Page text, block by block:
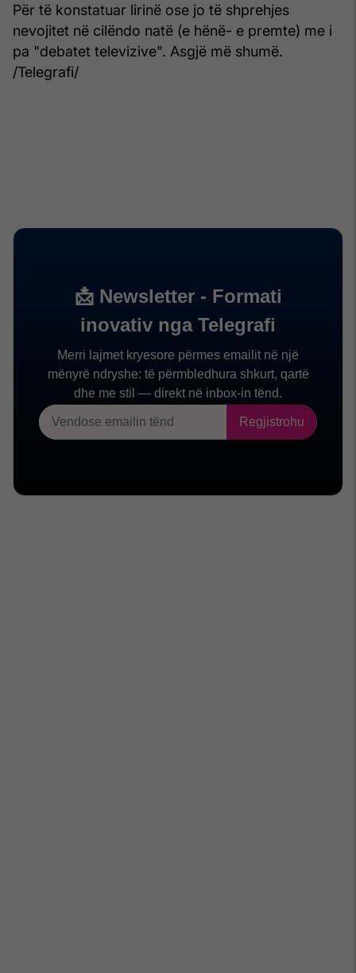
Për të konstatuar lirinë ose jo të shprehjes
nevojitet në cilëndo natë (e hënë- e premte) me i
pa "debatet televizive". Asgjë më shumë.
/Telegrafi/